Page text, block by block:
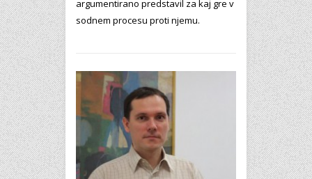
argumentirano predstavil za kaj gre v
sodnem procesu proti njemu.